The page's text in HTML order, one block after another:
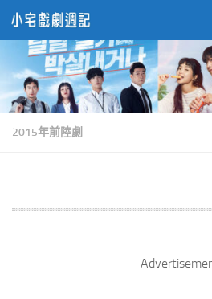
Skip to content
2015年前陸劇